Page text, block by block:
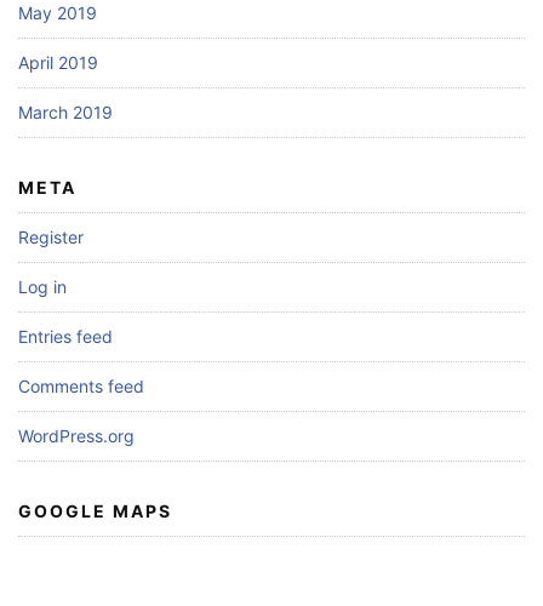
May 2019
April 2019
March 2019
META
Register
Log in
Entries feed
Comments feed
WordPress.org
GOOGLE MAPS